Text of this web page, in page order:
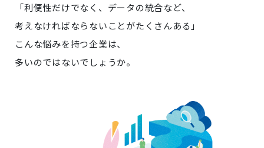
「利便性だけでなく、データの統合など、
考えなければならないことがたくさんある」
こんな悩みを持つ企業は、
多いのではないでしょうか。